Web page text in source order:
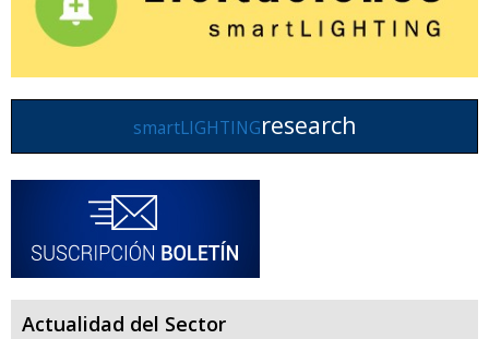
smartLIGHTINGresearch
Actualidad del Sector